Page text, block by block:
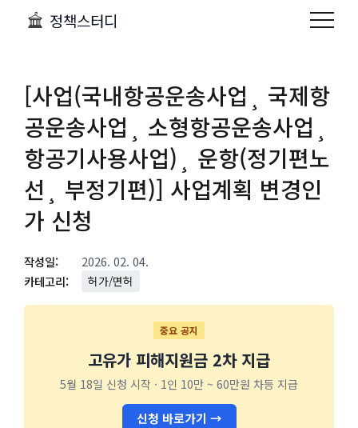
정책스터디
[사업(국내항공운송사업¸ 국제항
공운송사업¸ 소형항공운송사업¸
항공기사용사업)¸ 운항(정기편노
선¸ 부정기편)] 사업계획 변경인
가 신청
작성일:
2026. 02. 04.
카테고리:
허가/면허
중요 공지
고유가 피해지원금 2차 지급
5월 18일 신청 시작 · 1인 10만 ~ 60만원 차등 지급
신청 바로가기 →